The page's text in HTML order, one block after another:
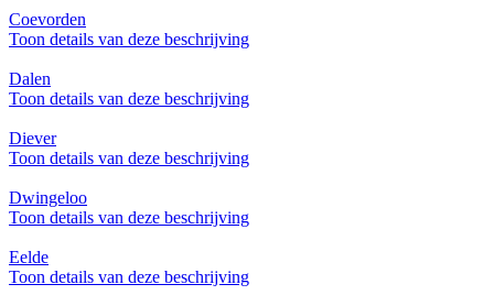
Coevorden
Toon details van deze beschrijving
Dalen
Toon details van deze beschrijving
Diever
Toon details van deze beschrijving
Dwingeloo
Toon details van deze beschrijving
Eelde
Toon details van deze beschrijving